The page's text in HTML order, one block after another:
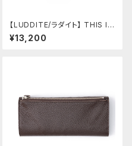
【LUDDITE/ラダイト】 THIS IN
DUSTRIAL Attractive Pen T
ray2（5本用/GD）
¥13,200